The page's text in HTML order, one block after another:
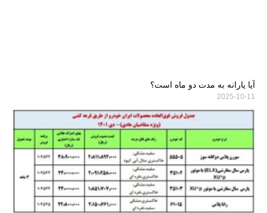
آیا یارانه به مدت دو ماه است؟
2025-10-11